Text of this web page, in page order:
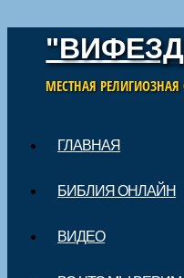
МЕСТНАЯ
Main menu
ГЛАВНАЯ
БИБЛИЯ ОНЛАЙН
ВИДЕО